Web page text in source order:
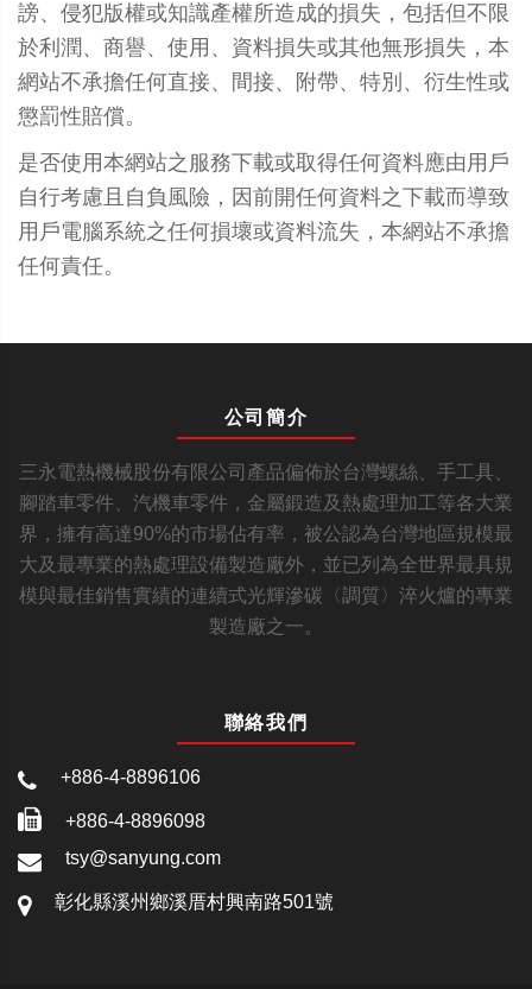
謗、侵犯版權或知識產權所造成的損失，包括但不限
於利潤、商譽、使用、資料損失或其他無形損失，本
網站不承擔任何直接、間接、附帶、特別、衍生性或
懲罰性賠償。
是否使用本網站之服務下載或取得任何資料應由用戶
自行考慮且自負風險，因前開任何資料之下載而導致
用戶電腦系統之任何損壞或資料流失，本網站不承擔
任何責任。
公司簡介
三永電熱機械股份有限公司產品偏佈於台灣螺絲、手工具、
腳踏車零件、汽機車零件，金屬鍛造及熱處理加工等各大業
界，擁有高達90%的市場佔有率，被公認為台灣地區規模最
大及最專業的熱處理設備製造廠外，並已列為全世界最具規
模與最佳銷售實績的連續式光輝滲碳〈調質〉淬火爐的專業
製造廠之一。
聯絡我們
+886-4-8896106
+886-4-8896098
tsy@sanyung.com
彰化縣溪州鄉溪厝村興南路501號